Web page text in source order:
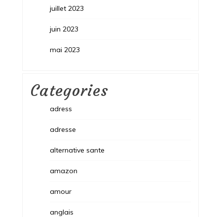
juillet 2023
juin 2023
mai 2023
Categories
adress
adresse
alternative sante
amazon
amour
anglais